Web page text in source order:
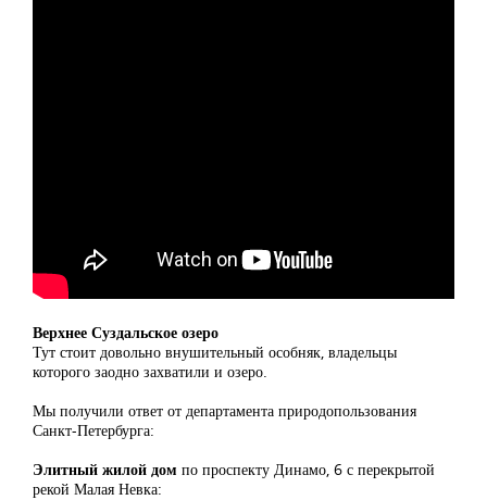
Верхнее Суздальское озеро
Тут стоит довольно внушительный особняк, владельцы
которого заодно захватили и озеро.
Мы получили ответ от департамента природопользования
Санкт-Петербурга:
Элитный жилой дом по проспекту Динамо, 6 с перекрытой
рекой Малая Невка: